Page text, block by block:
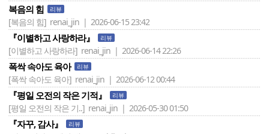
복음의 힘 리뷰
[복음의 힘] renai_jin | 2026-06-15 23:42
『이별하고 사랑하라』 리뷰
[이별하고 사랑하라] renai_jin | 2026-06-14 22:26
폭싹 속아도 육아 리뷰
[폭싹 속아도 육아] renai_jin | 2026-06-12 00:44
『평일 오전의 작은 기적』 리뷰
[평일 오전의 작은 기..] renai_jin | 2026-05-30 01:50
『자꾸, 감사』 리뷰